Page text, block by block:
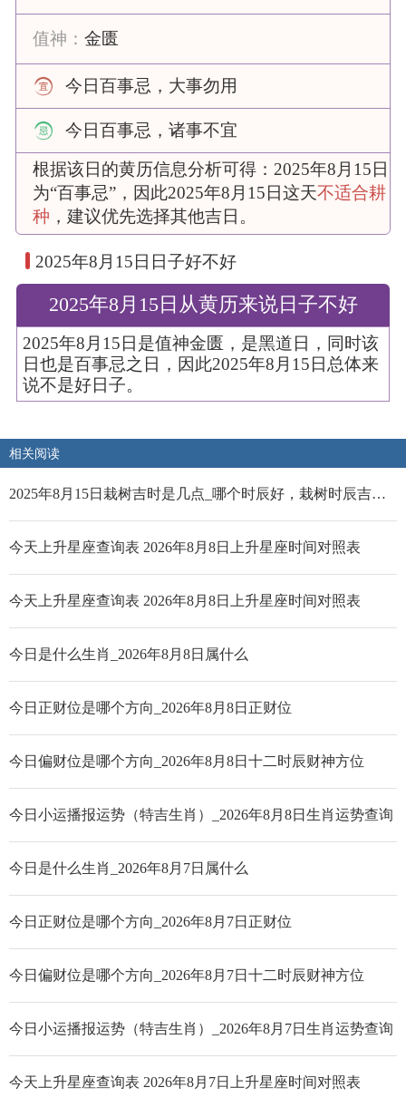
值神： 金匮
今日百事忌，大事勿用
今日百事忌，诸事不宜
根据该日的黄历信息分析可得：2025年8月15日
为“百事忌”，因此2025年8月15日这天不适合耕
种 ，建议优先选择其他吉日。
2025年8月15日日子好不好
2025年8月15日从黄历来说日子不好
2025年8月15日是值神金匮，是黑道日，同时该
日也是百事忌之日，因此2025年8月15日总体来
说不是好日子。
相关阅读
2025年8月15日栽树吉时是几点_哪个时辰好，栽树时辰吉时几点好
今天上升星座查询表 2026年8月8日上升星座时间对照表
今天上升星座查询表 2026年8月8日上升星座时间对照表
今日是什么生肖_2026年8月8日属什么
今日正财位是哪个方向_2026年8月8日正财位
今日偏财位是哪个方向_2026年8月8日十二时辰财神方位
今日小运播报运势（特吉生肖）_2026年8月8日生肖运势查询
今日是什么生肖_2026年8月7日属什么
今日正财位是哪个方向_2026年8月7日正财位
今日偏财位是哪个方向_2026年8月7日十二时辰财神方位
今日小运播报运势（特吉生肖）_2026年8月7日生肖运势查询
今天上升星座查询表 2026年8月7日上升星座时间对照表